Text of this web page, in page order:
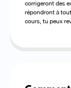
corrigeront des
répondront à
cours, tu peux